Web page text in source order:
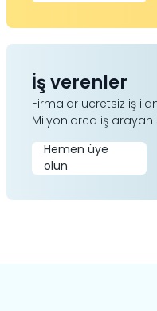
İş verenler
Firmalar ücretsiz iş
Milyonlarca iş arayan
Hemen üye
olun